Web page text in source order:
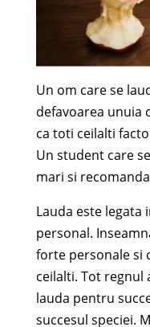
Un om care se
defavoarea unuia
ca toti ceilalti
Un student care
mari si
Lauda este
personal.
forte personale si
ceilalti. Tot regnul
lauda pentru
succesul speciei.